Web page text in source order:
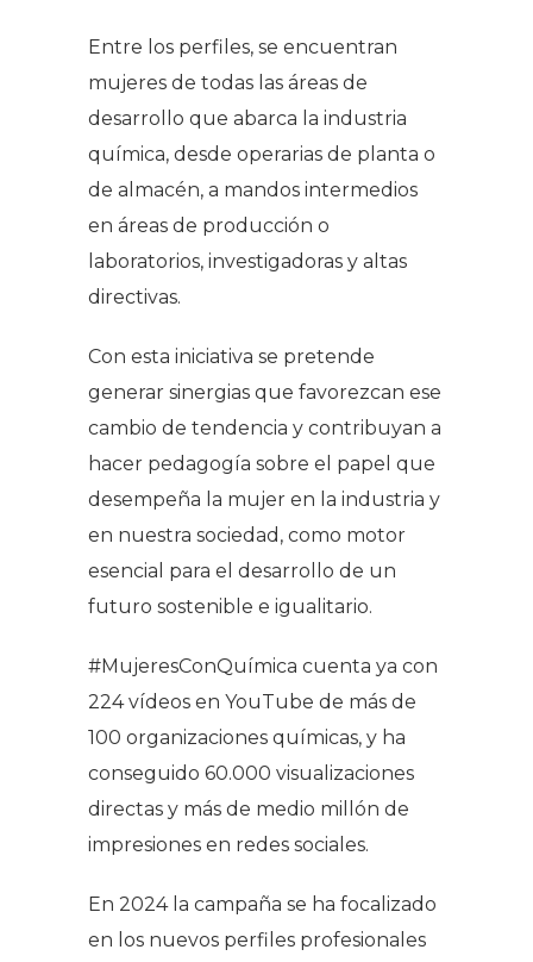
Entre los perfiles, se encuentran
mujeres de todas las áreas de
desarrollo que abarca la industria
química, desde operarias de planta o
de almacén, a mandos intermedios
en áreas de producción o
laboratorios, investigadoras y altas
directivas.
Con esta iniciativa se pretende
generar sinergias que favorezcan ese
cambio de tendencia y contribuyan a
hacer pedagogía sobre el papel que
desempeña la mujer en la industria y
en nuestra sociedad, como motor
esencial para el desarrollo de un
futuro sostenible e igualitario.
#MujeresConQuímica cuenta ya con
224 vídeos en YouTube de más de
100 organizaciones químicas, y ha
conseguido 60.000 visualizaciones
directas y más de medio millón de
impresiones en redes sociales.
En 2024 la campaña se ha focalizado
en los nuevos perfiles profesionales